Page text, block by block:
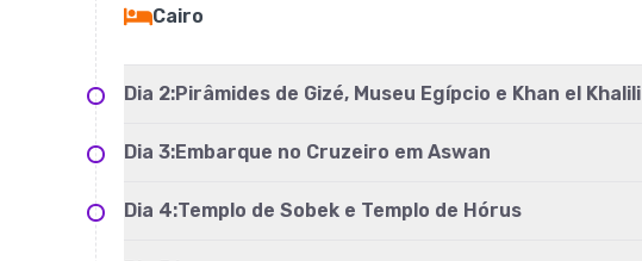
Cairo
Dia 2:Pirâmides de Gizé, Museu Egípcio e Khan el Khalili
Dia 3:Embarque no Cruzeiro em Aswan
Dia 4:Templo de Sobek e Templo de Hórus